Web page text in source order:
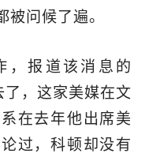
被问候了遍。
，报道该消息的
，这家美媒在文
在去年他出席美
过，科顿却没有